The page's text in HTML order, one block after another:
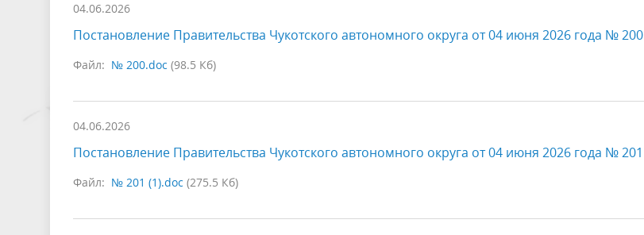
04.06.2026
Постановление Правительства Чукотского автономного округа от 04 июня 2026 года № 200
Файл: № 200.doc (98.5 Кб)
04.06.2026
Постановление Правительства Чукотского автономного округа от 04 июня 2026 года № 201
Файл: № 201 (1).doc (275.5 Кб)